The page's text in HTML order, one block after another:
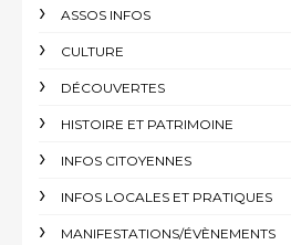
ASSOS INFOS
CULTURE
DÉCOUVERTES
HISTOIRE ET PATRIMOINE
INFOS CITOYENNES
INFOS LOCALES ET PRATIQUES
MANIFESTATIONS/ÉVÈNEMENTS